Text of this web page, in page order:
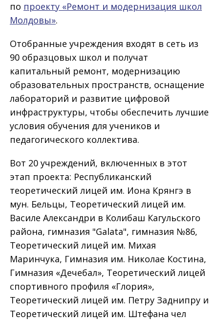
по проекту «Ремонт и модернизация школ
Молдовы».
Отобранные учреждения входят в сеть из
90 образцовых школ и получат
капитальный ремонт, модернизацию
образовательных пространств, оснащение
лабораторий и развитие цифровой
инфраструктуры, чтобы обеспечить лучшие
условия обучения для учеников и
педагогического коллектива.
Вот 20 учреждений, включенных в этот
этап проекта: Республиканский
теоретический лицей им. Иона Крянгэ в
мун. Бельцы, Теоретический лицей им.
Василе Александри в Колибаш Кагульского
района, гимназия "Galata", гимназия №86,
Теоретический лицей им. Михая
Маринчука, Гимназия им. Николае Костина,
Гимназия «Дечебал», Теоретический лицей
спортивного профиля «Глория»,
Теоретический лицей им. Петру Заднипру и
Теоретический лицей им. Штефана чел